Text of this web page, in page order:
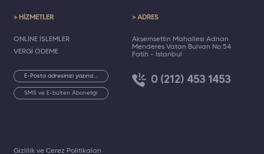
> HİZMETLER
ONLINE İŞLEMLER
VERGİ ÖDEME
SMS ve E-bülten Aboneliği
> ADRES
Akşemsettin Mahallesi Adnan
Menderes Vatan Bulvarı No:54
Fatih - İstanbul
0 (212) 453 1453
Gizlilik ve Çerez Politikaları